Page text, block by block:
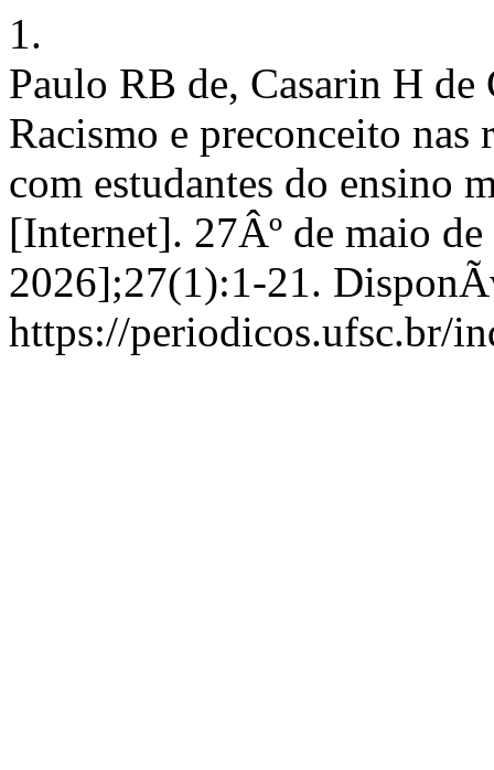
1.
Paulo RB de, Casarin H
Racismo e preconceito nas
com estudantes do
[Internet]. 27Âº de maio
2026];27(1):1-21.
https://periodicos.ufsc.br/